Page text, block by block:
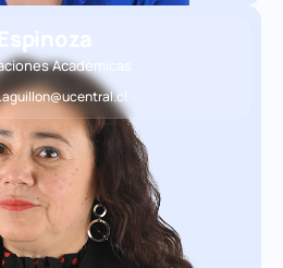
Académicas